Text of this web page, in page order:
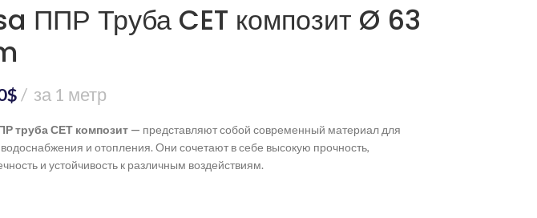
ППР Труба CET композит Ø 63
$ за 1 метр
труба СЕТ композит — представляют собой современный материал для
и отопления. Они сочетают в себе высокую прочность,
и устойчивость к различным воздействиям.